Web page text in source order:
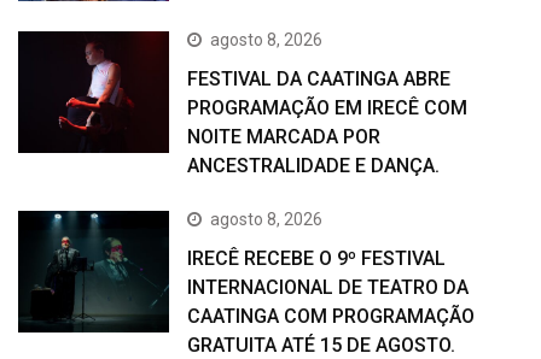
agosto 8, 2026
FESTIVAL DA CAATINGA ABRE
PROGRAMAÇÃO EM IRECÊ COM
NOITE MARCADA POR
ANCESTRALIDADE E DANÇA.
agosto 8, 2026
IRECÊ RECEBE O 9º FESTIVAL
INTERNACIONAL DE TEATRO DA
CAATINGA COM PROGRAMAÇÃO
GRATUITA ATÉ 15 DE AGOSTO.